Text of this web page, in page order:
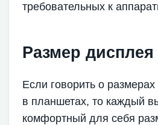
требовательных к
Размер дисплея
Если говорить о
в планшетах, то каждый
комфортный для себя